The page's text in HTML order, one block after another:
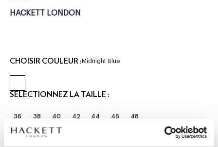
HACKETT LONDON
CHOISIR COULEUR : Midnight Blue
SÉLECTIONNEZ LA TAILLE :
36 38 40 42 44 46 48
SÉLECTIONNEZ LA LONGUEUR :